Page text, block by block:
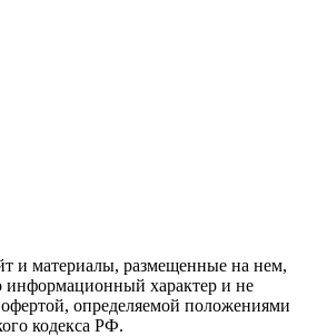
и материалы, размещенные на нем,
информационный характер и не
определяемой положениями
кодекса РФ.